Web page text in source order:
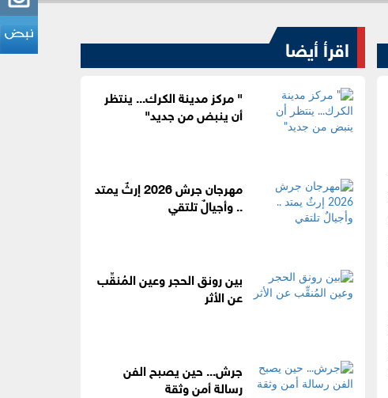
اقرأ أيضا
" مركز مدينة الكرك... ينتظر
أن ينبض من جديد"
مهرجان جرش 2026 إرثٌ يمتد
.. وأجيالٌ تلتقي
بين رونق الحجر وعين المُنقِّب
عن الأثر
جرش... حين يصبح الفن
رسالة أمن وثقة